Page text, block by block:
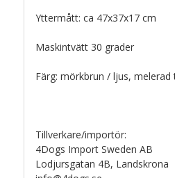
Yttermått: ca 47x37x17 cm
Maskintvätt 30 grader
Färg: mörkbrun / ljus,
Tillverkare/importör:
4Dogs Import Sweden AB
Lodjursgatan 4B, Landskrona